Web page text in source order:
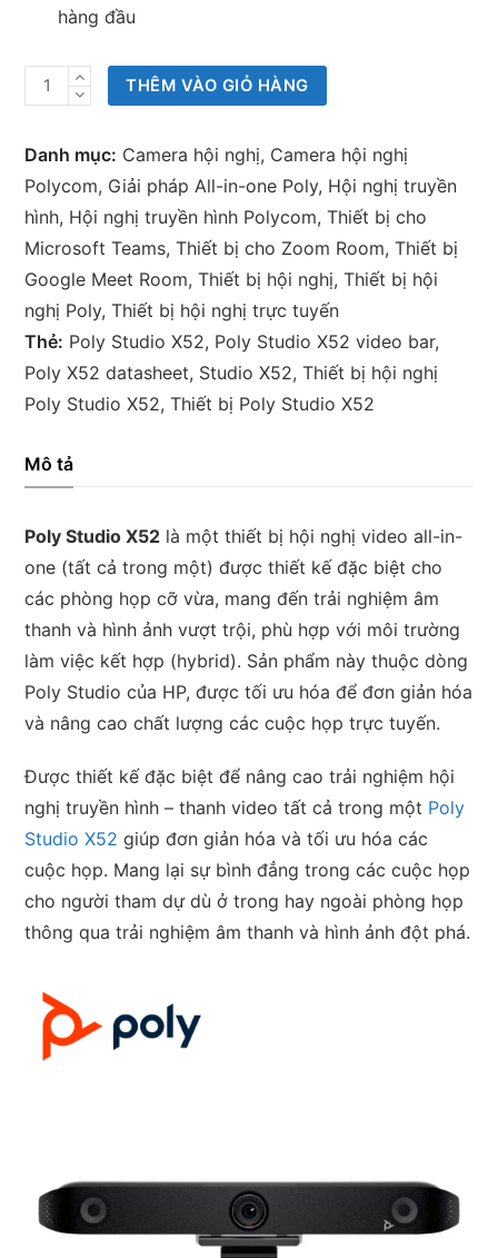
hàng đầu
Thiết
bị
hội
nghị
Poly
Studio
X52
lượng
THÊM VÀO GIỎ HÀNG
Danh mục: Camera hội nghị, Camera hội nghị
Polycom, Giải pháp All-in-one Poly, Hội nghị truyền
hình, Hội nghị truyền hình Polycom,Thiết bị cho
Microsoft Teams,Thiết bị cho Zoom Room,Thiết bị
Google Meet Room,Thiết bị hội nghị,Thiết bị hội
nghị Poly,Thiết bị hội nghị trực tuyến
Thẻ: Poly Studio X52, Poly Studio X52 video bar,
Poly X52 datasheet, Studio X52,Thiết bị hội nghị
Poly Studio X52,Thiết bị Poly Studio X52
Mô tả
Poly Studio X52 là một thiết bị hội nghị video all-in-
one (tất cả trong một) được thiết kế đặc biệt cho
các phòng họp cỡ vừa, mang đến trải nghiệm âm
thanh và hình ảnh vượt trội, phù hợp với môi trường
làm việc kết hợp (hybrid). Sản phẩm này thuộc dòng
Poly Studio của HP, được tối ưu hóa để đơn giản hóa
và nâng cao chất lượng các cuộc họp trực tuyến.
Được thiết kế đặc biệt để nâng cao trải nghiệm hội
nghị truyền hình – thanh video tất cả trong một Poly
Studio X52 giúp đơn giản hóa và tối ưu hóa các
cuộc họp. Mang lại sự bình đẳng trong các cuộc họp
cho người tham dự dù ở trong hay ngoài phòng họp
thông qua trải nghiệm âm thanh và hình ảnh đột phá.